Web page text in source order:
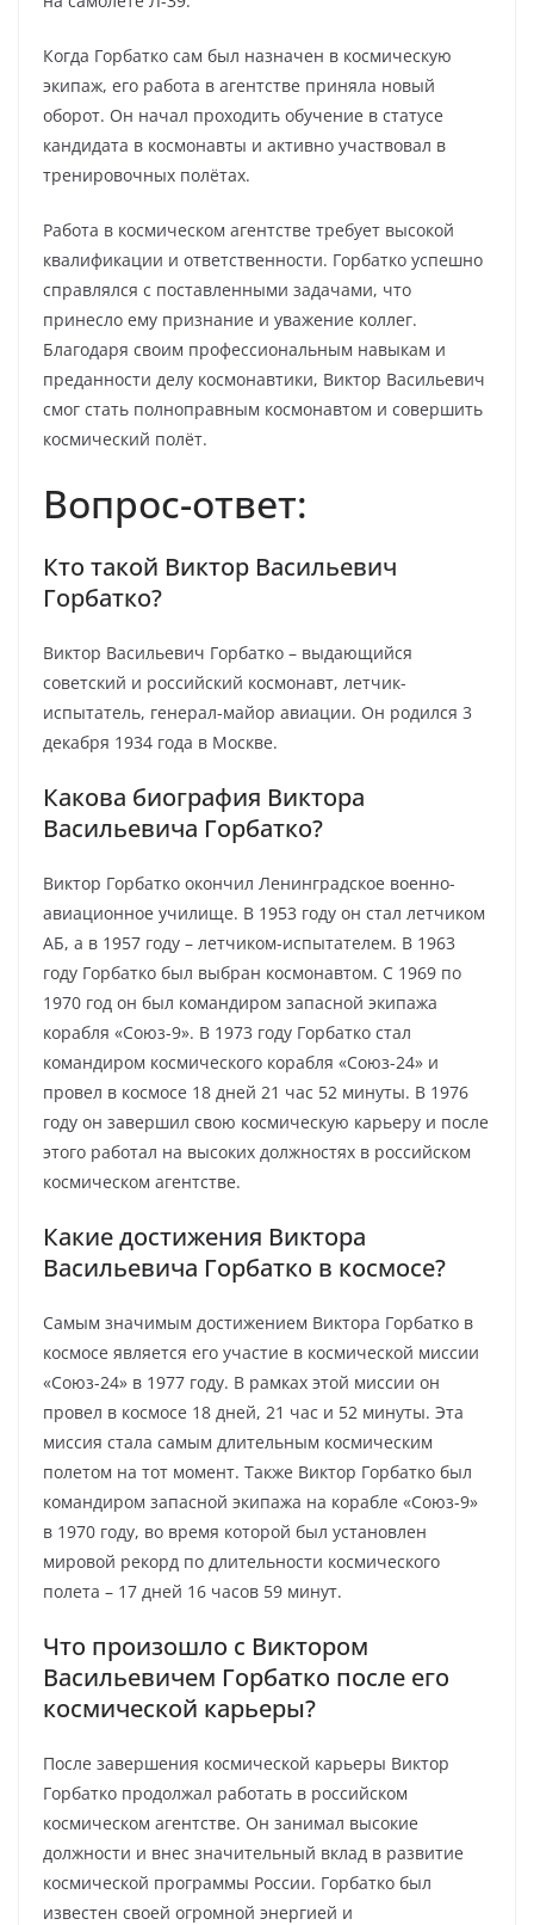
Когда Горбатко сам был назначен в космическую
экипаж, его работа в агентстве приняла новый
оборот. Он начал проходить обучение в статусе
кандидата в космонавты и активно участвовал в
тренировочных полётах.
Работа в космическом агентстве требует высокой
квалификации и ответственности. Горбатко успешно
справлялся с поставленными задачами, что
принесло ему признание и уважение коллег.
Благодаря своим профессиональным навыкам и
преданности делу космонавтики, Виктор Васильевич
смог стать полноправным космонавтом и совершить
космический полёт.
Вопрос-ответ:
Кто такой Виктор Васильевич
Горбатко?
Виктор Васильевич Горбатко – выдающийся
советский и российский космонавт, летчик-
испытатель, генерал-майор авиации. Он родился 3
декабря 1934 года в Москве.
Какова биография Виктора
Васильевича Горбатко?
Виктор Горбатко окончил Ленинградское военно-
авиационное училище. В 1953 году он стал летчиком
АБ, а в 1957 году – летчиком-испытателем. В 1963
году Горбатко был выбран космонавтом. С 1969 по
1970 год он был командиром запасной экипажа
корабля «Союз-9». В 1973 году Горбатко стал
командиром космического корабля «Союз-24» и
провел в космосе 18 дней 21 час 52 минуты. В 1976
году он завершил свою космическую карьеру и после
этого работал на высоких должностях в российском
космическом агентстве.
Какие достижения Виктора
Васильевича Горбатко в космосе?
Самым значимым достижением Виктора Горбатко в
космосе является его участие в космической миссии
«Союз-24» в 1977 году. В рамках этой миссии он
провел в космосе 18 дней, 21 час и 52 минуты. Эта
миссия стала самым длительным космическим
полетом на тот момент. Также Виктор Горбатко был
командиром запасной экипажа на корабле «Союз-9»
в 1970 году, во время которой был установлен
мировой рекорд по длительности космического
полета – 17 дней 16 часов 59 минут.
Что произошло с Виктором
Васильевичем Горбатко после его
космической карьеры?
После завершения космической карьеры Виктор
Горбатко продолжал работать в российском
космическом агентстве. Он занимал высокие
должности и внес значительный вклад в развитие
космической программы России. Горбатко был
известен своей огромной энергией и